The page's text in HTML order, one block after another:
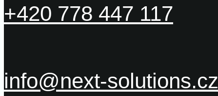
+420 778 447 117
info@next-solutions.cz